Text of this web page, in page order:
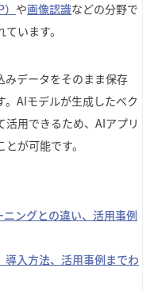
や画像認識などの分野で
います。
みデータをそのまま保存
。AIモデルが生成したベク
活用できるため、AIアプリ
が可能です。
ングとの違い、活用事例
入方法、活用事例までわ